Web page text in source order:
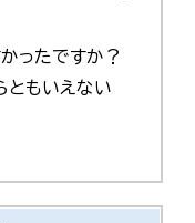
ったですか？
ともいえない